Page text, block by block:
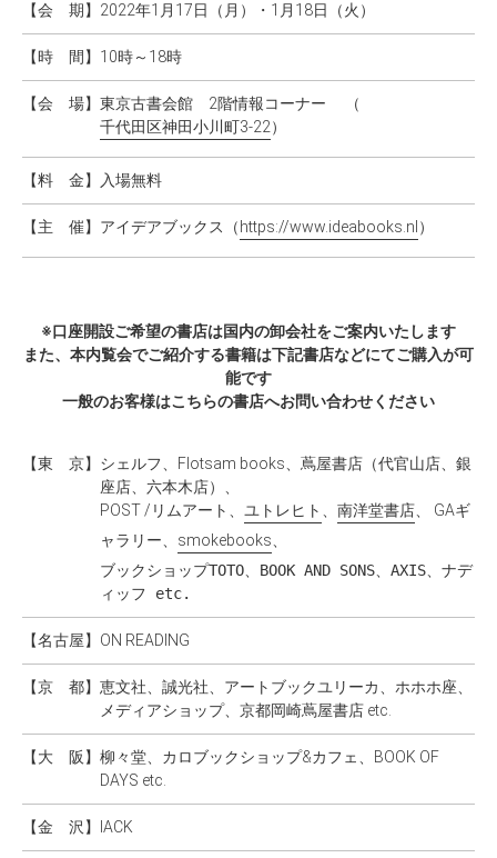
【会 期】 2022年1月17日（月）・1月18日（火）
【時 間】 10時～18時
【会 場】 東京古書会館 2階情報コーナー （
千代田区神田小川町3-22）
【料 金】 入場無料
【主 催】 アイデアブックス（ https://www.ideabooks.nl ）
※口座開設ご希望の書店は国内の卸会社をご案内いたします
また、本内覧会でご紹介する書籍は下記書店などにてご購入が可
能です
一般のお客様はこちらの書店へお問い合わせください
【東 京】 シェルフ、Flotsam books、蔦屋書店（代官山店、銀
座店、六本木店）、
POST /リムアート、 ユトレヒト 南洋堂書店 、 GAギ
ャラリー、 smokebooks
ブックショップTOTO、BOOK AND SONS、AXIS、ナデ
ィッフ etc.
【名古屋】 ON READING
【京 都】 恵文社、誠光社、アートブックユリーカ、ホホホ座、
メディアショップ、京都岡崎蔦屋書店 etc.
【大 阪】 柳々堂、カロブックショップ&カフェ、BOOK OF
DAYS etc.
【金 沢】 IACK